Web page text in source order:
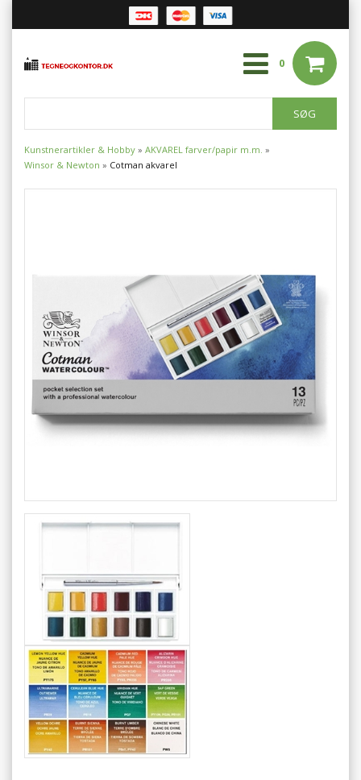
0
Kunstnerartikler & Hobby » AKVAREL farver/papir m.m. »
Winsor & Newton » Cotman akvarel